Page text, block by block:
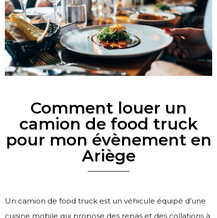
Comment louer un
camion de food truck
pour mon évènement en
Ariège
Un camion de food truck est un véhicule équipé d’une
cuisine mobile qui propose des repas et des collations à